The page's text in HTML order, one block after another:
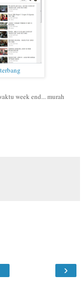
week end... murah
›